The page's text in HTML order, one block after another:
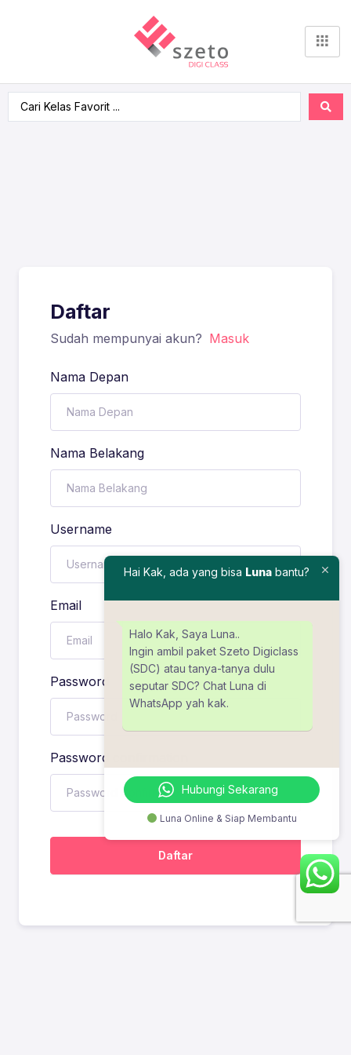
Daftar
Sudah mempunyai akun? Masuk
Nama Depan
Nama Belakang
Username
Email
Password
Password confirmation
Daftar
Hai Kak, ada yang bisa Luna bantu?
Halo Kak, Saya Luna..
Ingin ambil paket Szeto Digiclass
(SDC) atau tanya-tanya dulu
seputar SDC? Chat Luna di
WhatsApp yah kak.
Hubungi Sekarang
Luna Online & Siap Membantu